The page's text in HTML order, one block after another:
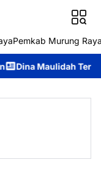
Pemkab Murung
Aklamasi